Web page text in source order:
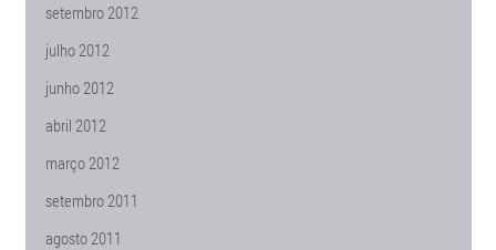
setembro 2012
julho 2012
junho 2012
abril 2012
março 2012
setembro 2011
agosto 2011